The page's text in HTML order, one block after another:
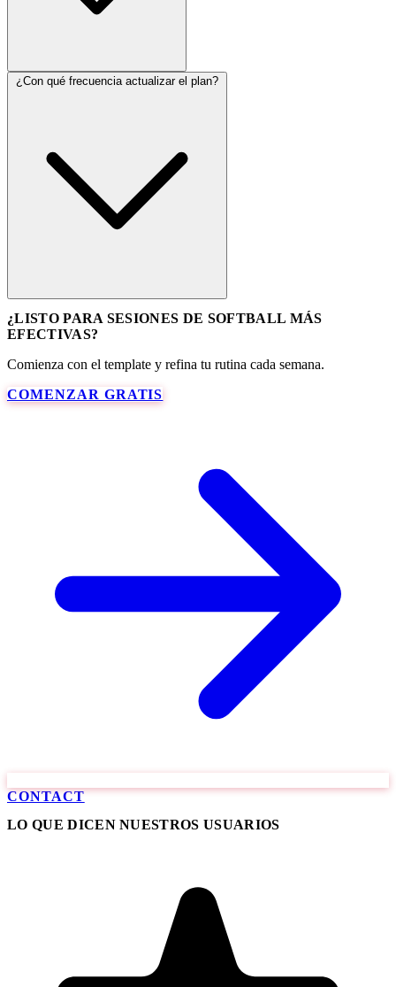
¿Con qué frecuencia actualizar el plan?
¿LISTO PARA SESIONES DE SOFTBALL MÁS
EFECTIVAS?
Comienza con el template y refina tu rutina cada semana.
COMENZAR GRATIS
CONTACT
LO QUE DICEN NUESTROS USUARIOS